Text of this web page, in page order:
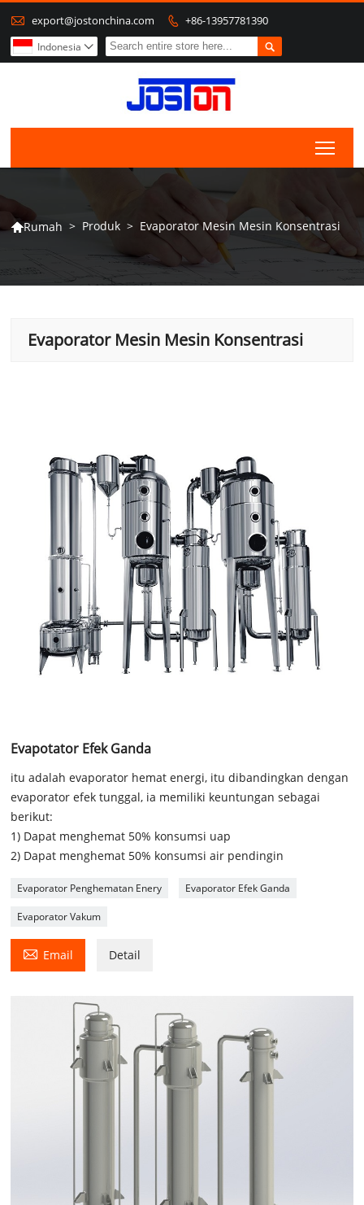
 export@jostonchina.com  +86-13957781390

Indonesia 
Rumah > Produk > Evaporator Mesin Mesin Konsentrasi
Evaporator Mesin Mesin Konsentrasi
Evapotator Efek Ganda
itu adalah evaporator hemat energi, itu dibandingkan dengan
evaporator efek tunggal, ia memiliki keuntungan sebagai
berikut:
1) Dapat menghemat 50% konsumsi uap
2) Dapat menghemat 50% konsumsi air pendingin
Evaporator Penghematan Enery Evaporator Efek Ganda
Evaporator Vakum
 Email Detail